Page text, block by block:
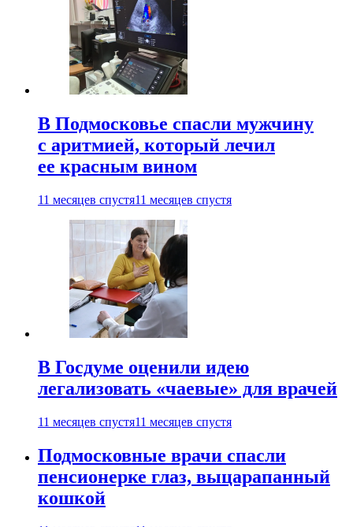
В Подмосковье спасли мужчину
с аритмией, который лечил
ее красным вином
11 месяцев спустя11 месяцев спустя
В Госдуме оценили идею
легализовать «чаевые» для врачей
11 месяцев спустя11 месяцев спустя
Подмосковные врачи спасли
пенсионерке глаз, выцарапанный
кошкой